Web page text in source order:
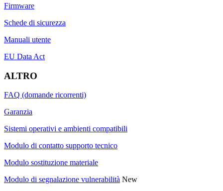
Firmware
Schede di sicurezza
Manuali utente
EU Data Act
ALTRO
FAQ (domande ricorrenti)
Garanzia
Sistemi operativi e ambienti compatibili
Modulo di contatto supporto tecnico
Modulo sostituzione materiale
Modulo di segnalazione vulnerabilità New